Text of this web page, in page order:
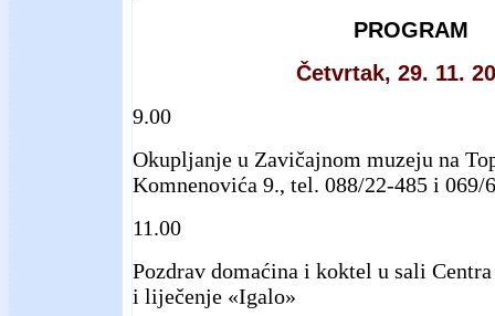
PROGRAM
Četvrtak, 29. 11.
9.00
Okupljanje u Zavičajnom muzeju na
Komnenovića 9., tel. 088/22-485 i 069/
11.00
Pozdrav domaćina i koktel u sali
i liječenje «Igalo»